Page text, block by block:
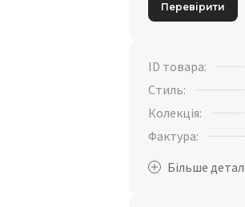
Перевірити
ID товара:
Стиль:
Колекція:
Фактура: